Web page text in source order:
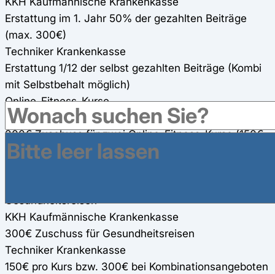
Erstattung im 1. Jahr 50% der gezahlten Beiträge
(max. 300€)
Techniker Krankenkasse
Erstattung 1/12 der selbst gezahlten Beiträge (Kombi
mit Selbstbehalt möglich)
Online-Fitness-Kurse
KKH Kaufmännische Krankenkasse
300€ Zuschuss für zwei Online-Fitness-Kurse (150€
pro Kurs) 100%
Gesundheitsreisen
KKH Kaufmännische Krankenkasse
300€ Zuschuss für Gesundheitsreisen
Techniker Krankenkasse
150€ pro Kurs bzw. 300€ bei Kombinationsangeboten